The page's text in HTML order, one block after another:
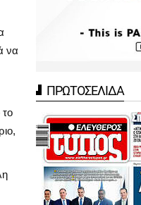
να
το
ΠΡΩΤΟΣΕΛΙΔΑ